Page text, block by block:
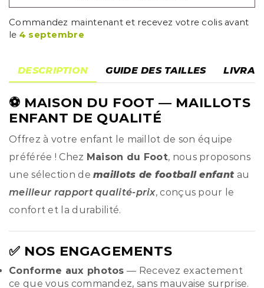
Commandez maintenant et recevez votre colis avant
le 4 septembre
DESCRIPTION GUIDE DES TAILLES
⚽ MAISON DU FOOT — MAILLOTS
ENFANT DE QUALITÉ
Offrez à votre enfant le maillot de son équipe
préférée ! Chez Maison du Foot, nous proposons
une sélection demaillots de football enfant au
meilleur rapport qualité-prix, conçus pour le
confort et la durabilité.
✅ NOS ENGAGEMENTS
Conforme aux photos — Recevez exactement
ce que vous commandez, sans mauvaise surprise.